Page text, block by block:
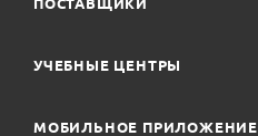
ПОСТАВЩИКИ
УЧЕБНЫЕ ЦЕНТРЫ
МОБИЛЬНОЕ ПРИЛОЖЕНИЕ